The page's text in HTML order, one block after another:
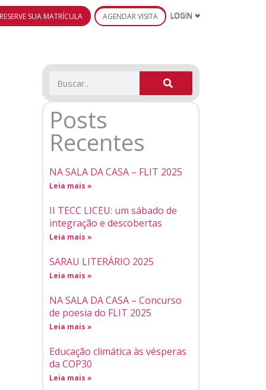
RESERVE SUA MATRÍCULA AGENDAR VISITA LOGIN
Posts
Recentes
NA SALA DA CASA – FLIT 2025
Leia mais »
II TECC LICEU: um sábado de
integração e descobertas
Leia mais »
SARAU LITERÁRIO 2025
Leia mais »
NA SALA DA CASA – Concurso
de poesia do FLIT 2025
Leia mais »
Educação climática às vésperas
da COP30
Leia mais »